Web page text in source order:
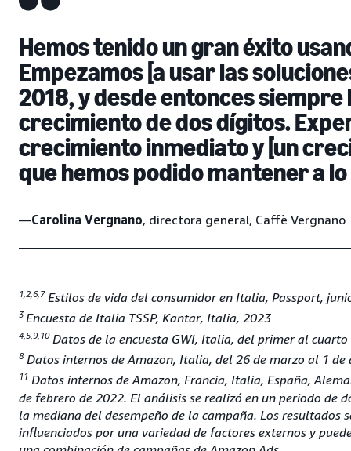
Hemos tenido un gran éxito
Empezamos [a usar las
2018, y desde entonces
crecimiento de dos dígitos.
crecimiento inmediato y [un
que hemos podido mantener a
—Carolina Vergnano, directora general, Caffè Vergnano
1,2,6,7 Estilos de vida del consumidor en Italia, Passport,
3 Encuesta de Italia TSSP, Kantar, Italia, 2023
4,5,9,10Datos de la encuesta GWI, Italia, del primer al
8Datos internos de Amazon, Italia, del 26 de marzo al 1 de
11 Datos internos de Amazon, Francia, Italia, España,
de febrero de 2022. El análisis se realizó en un periodo de
la mediana del desempeño de la campaña. Los resultados
influenciados por una variedad de factores externos y